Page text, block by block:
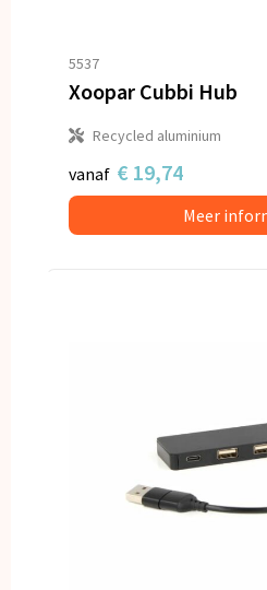
5537
Xoopar Cubbi Hub
Recycled aluminium
vanaf € 19,74
Meer